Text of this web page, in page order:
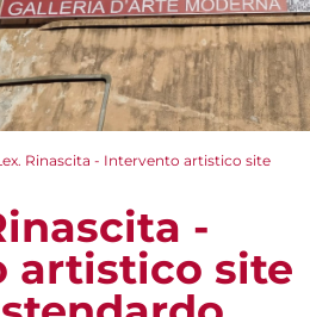
Rinascita - Intervento artistico site
-
artistico site